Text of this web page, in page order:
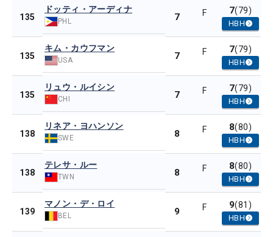
135
ドッティ・アーディナ
PHL 7 F 7(79)
HBH
135
キム・カウフマン
USA 7 F 7(79)
HBH
135
リュウ・ルイシン
CHI 7 F 7(79)
HBH
138
リネア・ヨハンソン
SWE 8 F 8(80)
HBH
138
テレサ・ルー
TWN 8 F 8(80)
HBH
139
マノン・デ・ロイ
BEL 9 F 9(81)
HBH